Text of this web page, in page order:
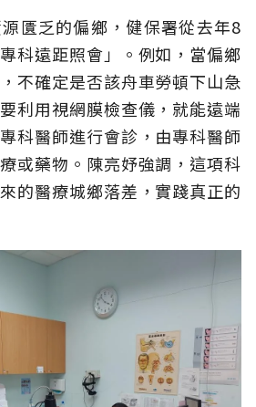
匱乏的偏鄉，健保署從去年8
科遠距照會」。例如，當偏鄉
不確定是否該舟車勞頓下山急
利用視網膜檢查儀，就能遠端
科醫師進行會診，由專科醫師
或藥物。陳亮妤強調，這項科
的醫療城鄉落差，實踐真正的